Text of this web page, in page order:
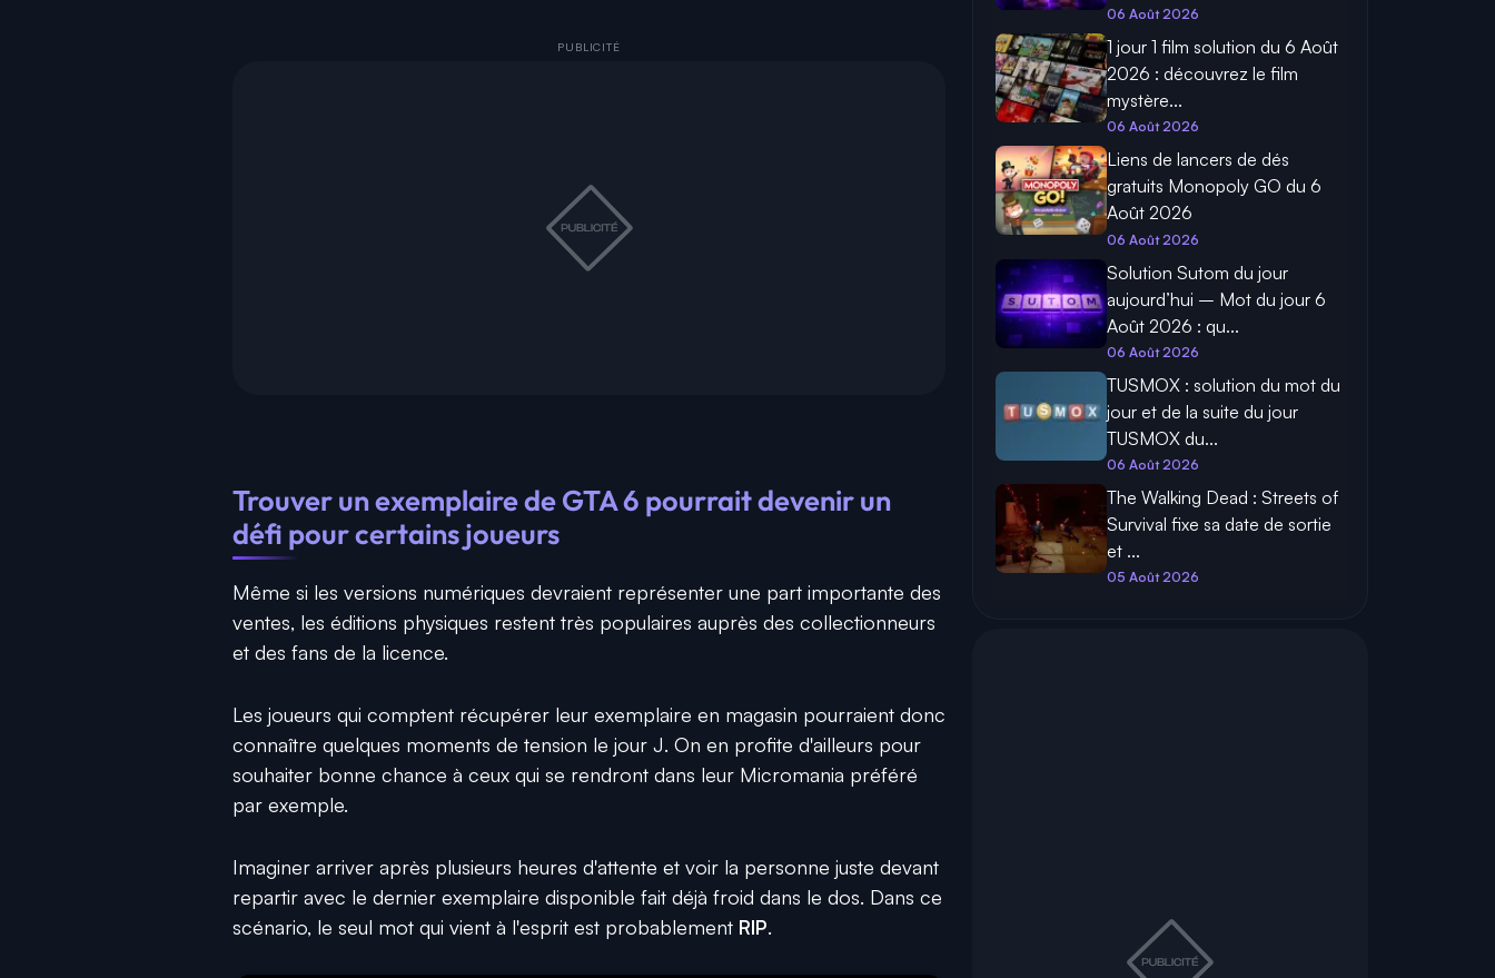
Trouver un exemplaire de GTA 6 pourrait devenir un
défi pour certains joueurs
Même si les versions numériques devraient représenter une part importante des
ventes, les éditions physiques restent très populaires auprès des collectionneurs
et des fans de la licence.
Les joueurs qui comptent récupérer leur exemplaire en magasin pourraient donc
connaître quelques moments de tension le jour J. On en profite d'ailleurs pour
souhaiter bonne chance à ceux qui se rendront dans leur Micromania préféré
par exemple.
Imaginer arriver après plusieurs heures d'attente et voir la personne juste devant
repartir avec le dernier exemplaire disponible fait déjà froid dans le dos. Dans ce
scénario, le seul mot qui vient à l'esprit est probablement RIP.
06 Août 2026
1 jour 1 film solution du 6 Août
2026 : découvrez le film
mystère...
06 Août 2026
Liens de lancers de dés
gratuits Monopoly GO du 6
Août 2026
06 Août 2026
Solution Sutom du jour
aujourd’hui – Mot du jour 6
Août 2026 : qu...
06 Août 2026
TUSMOX : solution du mot du
jour et de la suite du jour
TUSMOX du...
06 Août 2026
The Walking Dead : Streets of
Survival fixe sa date de sortie
et ...
05 Août 2026